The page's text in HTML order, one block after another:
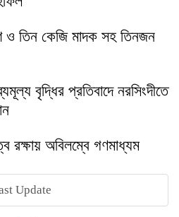
তিন কেজি মাদক সহ তিনজন
বৃদ্ধির প্রতিবাদে নরসিংদীতে
রক্ষায় অবিলম্বে গণমাধ্যম
Update